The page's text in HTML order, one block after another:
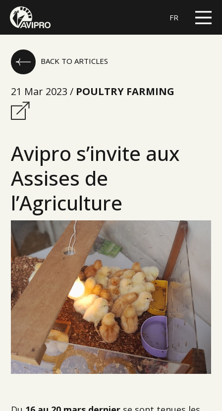
FR
21 Mar 2023 / POULTRY FARMING
BACK TO ARTICLES
Avipro s’invite aux
Assises de
l’Agriculture